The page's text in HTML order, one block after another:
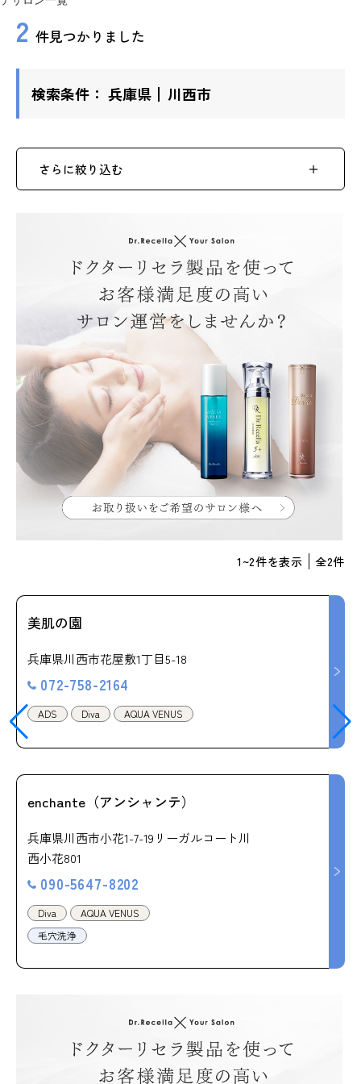
2 件見つかりました
検索条件： 兵庫県 川西市
さらに絞り込む
1 ~2件を表示 全2件
美肌の園
兵庫県川西市花屋敷1丁目5-18
072-758-2164
ADS Diva AQUA VENUS
enchante（アンシャンテ）
兵庫県川西市小花1-7-19リーガルコート川
西小花801
090-5647-8202
Diva
AQUA VENUS
毛穴洗浄